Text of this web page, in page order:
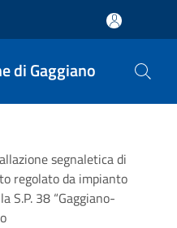
di Gaggiano
segnaletica di
regolato da impianto
S.P. 38 “Gaggiano-